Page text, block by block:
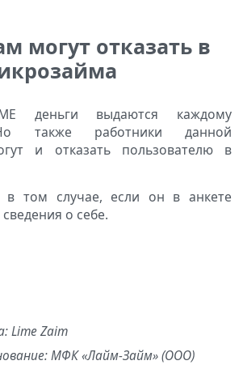
могут отказать в
деньги выдаются каждому
также работники данной
и отказать пользователю в
в том случае, если он в анкете
о себе.
Lime Zaim
МФК «Лайм-Займ» (ООО)